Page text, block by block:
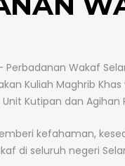
Perbadanan Wakaf
Kuliah Maghrib
Kutipan dan Agihan
kefahaman,
di seluruh negeri